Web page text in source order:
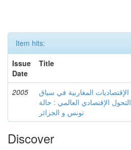
Item hits:
Issue
Date
Title
2005
الإقتصاديات المغاربية في سياق
التحول الإقتصادي العالمي : حالة
تونس و الجزائر
Discover